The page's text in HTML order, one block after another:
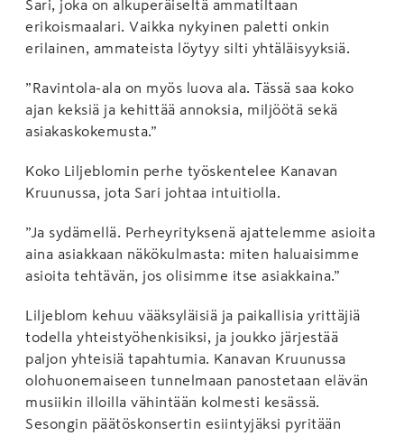
Sari, joka on alkuperäiseltä ammatiltaan
erikoismaalari. Vaikka nykyinen paletti onkin
erilainen, ammateista löytyy silti yhtäläisyyksiä.
”Ravintola-ala on myös luova ala. Tässä saa koko
ajan keksiä ja kehittää annoksia, miljöötä sekä
asiakaskokemusta.”
Koko Liljeblomin perhe työskentelee Kanavan
Kruunussa, jota Sari johtaa intuitiolla.
”Ja sydämellä. Perheyrityksenä ajattelemme asioita
aina asiakkaan näkökulmasta: miten haluaisimme
asioita tehtävän, jos olisimme itse asiakkaina.”
Liljeblom kehuu vääksyläisiä ja paikallisia yrittäjiä
todella yhteistyöhenkisiksi, ja joukko järjestää
paljon yhteisiä tapahtumia. Kanavan Kruunussa
olohuonemaiseen tunnelmaan panostetaan elävän
musiikin illoilla vähintään kolmesti kesässä.
Sesongin päätöskonsertin esiintyjäksi pyritään